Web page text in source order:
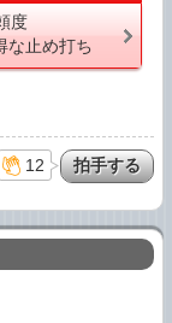
度
な止め打ち
12